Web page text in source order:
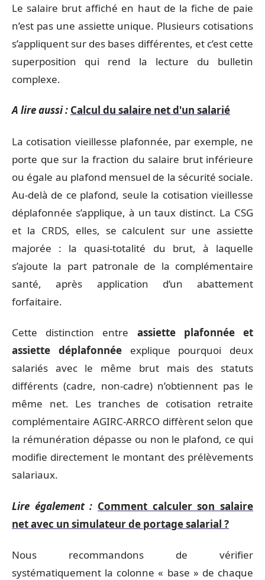
Le salaire brut affiché en haut de la fiche de paie
n’est pas une assiette unique. Plusieurs cotisations
s’appliquent sur des bases différentes, et c’est cette
superposition qui rend la lecture du bulletin
complexe.
A lire aussi : Calcul du salaire net d'un salarié
La cotisation vieillesse plafonnée, par exemple, ne
porte que sur la fraction du salaire brut inférieure
ou égale au plafond mensuel de la sécurité sociale.
Au-delà de ce plafond, seule la cotisation vieillesse
déplafonnée s’applique, à un taux distinct. La CSG
et la CRDS, elles, se calculent sur une assiette
majorée : la quasi-totalité du brut, à laquelle
s’ajoute la part patronale de la complémentaire
santé, après application d’un abattement
forfaitaire.
Cette distinction entre assiette plafonnée et
assiette déplafonnéeexplique pourquoi deux
salariés avec le même brut mais des statuts
différents (cadre, non-cadre) n’obtiennent pas le
même net. Les tranches de cotisation retraite
complémentaire AGIRC-ARRCO diffèrent selon que
la rémunération dépasse ou non le plafond, ce qui
modifie directement le montant des prélèvements
salariaux.
Lire également : Comment calculer son salaire
net avec un simulateur de portage salarial ?
Nous recommandons de vérifier
systématiquement la colonne « base » de chaque